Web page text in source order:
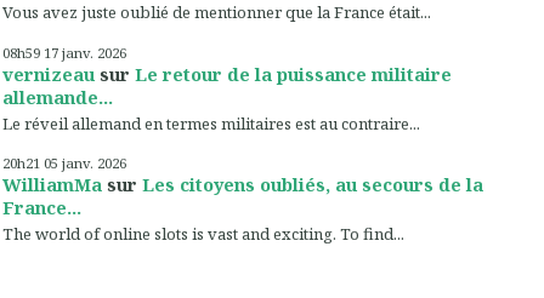
Vous avez juste oublié de mentionner que la France était...
08h59 17 janv. 2026
vernizeau sur Le retour de la puissance militaire
allemande...
Le réveil allemand en termes militaires est au contraire...
20h21 05 janv. 2026
WilliamMa sur Les citoyens oubliés, au secours de la
France...
The world of online slots is vast and exciting. To find...